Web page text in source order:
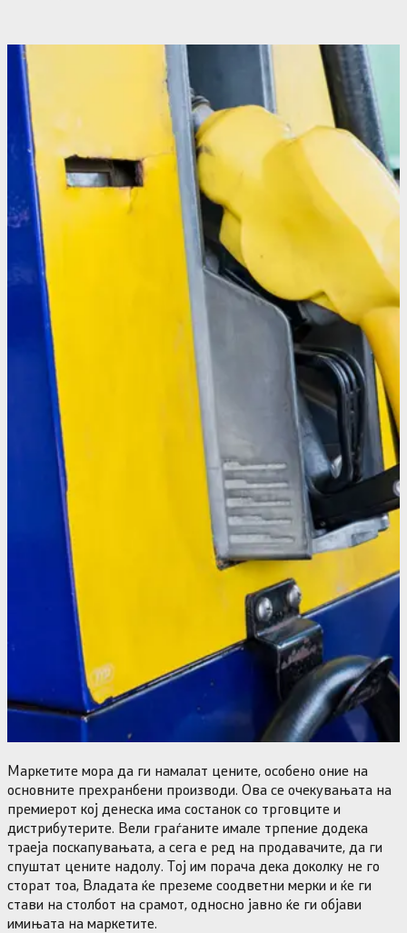
Маркетите мора да ги намалат цените, особено оние на
основните прехранбени производи. Ова се очекувањата на
премиерот кој денеска има состанок со трговците и
дистрибутерите. Вели граѓаните имале трпение додека
траеја поскапувањата, а сега е ред на продавачите, да ги
спуштат цените надолу. Тој им порача дека доколку не го
сторат тоа, Владата ќе преземе соодветни мерки и ќе ги
стави на столбот на срамот, односно јавно ќе ги објави
имињата на маркетите.